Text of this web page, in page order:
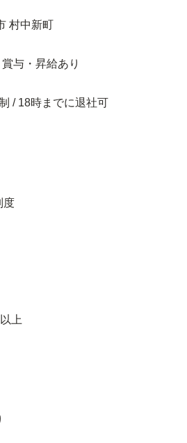
村中新町
与・昇給あり
/ 18時までに退社可
度
上